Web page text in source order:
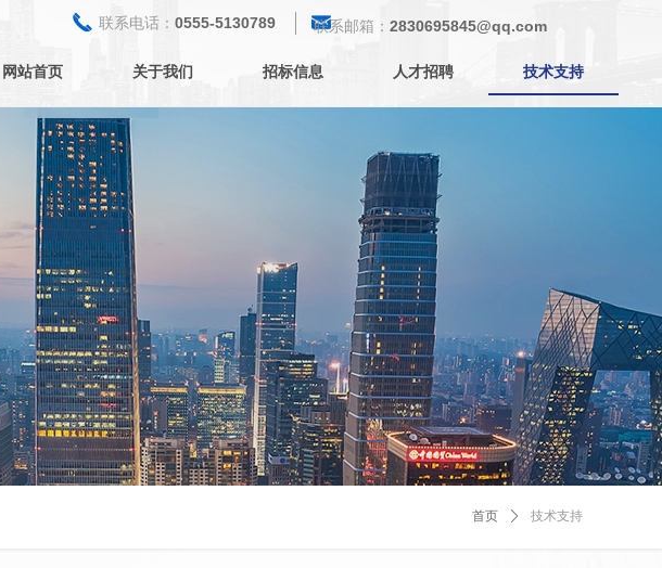
网站首页 关于我们 招标信息 人才招聘 技术支持
끅 联系电话： 0555-5130789 낂
联系邮箱： 2830695845@qq.com
首页 ꄲ 技术支持